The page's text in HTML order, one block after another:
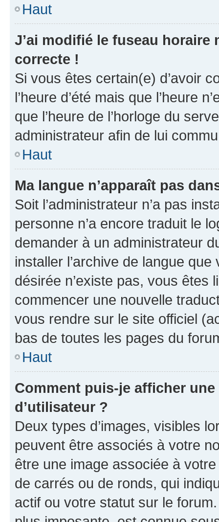
Haut
J’ai modifié le fuseau horaire
correcte !
Si vous êtes certain(e) d’avoir
l’heure d’été mais que l’heure
que l’heure de l’horloge du
administrateur afin de lui
Haut
Ma langue n’apparaît pas
Soit l’administrateur n’a pas
personne n’a encore traduit le
demander à un administrateur
installer l’archive de langue
désirée n’existe pas, vous êtes
commencer une nouvelle
vous rendre sur le site officiel
bas de toutes les pages du
Haut
Comment puis-je afficher
d’utilisateur ?
Deux types d’images, visibles
peuvent être associés à votre
être une image associée à
de carrés ou de ronds, qui
actif ou votre statut sur le